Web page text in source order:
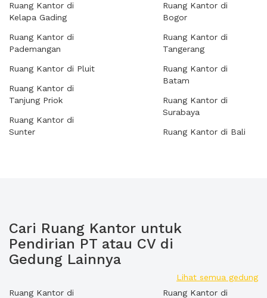
Ruang Kantor di
Kelapa Gading
Ruang Kantor di
Pademangan
Ruang Kantor di Pluit
Ruang Kantor di
Tanjung Priok
Ruang Kantor di
Sunter
Ruang Kantor di
Bogor
Ruang Kantor di
Tangerang
Ruang Kantor di
Batam
Ruang Kantor di
Surabaya
Ruang Kantor di Bali
Cari Ruang Kantor untuk
Pendirian PT atau CV di
Gedung Lainnya
Lihat semua gedung
Ruang Kantor di
Ruang Kantor di